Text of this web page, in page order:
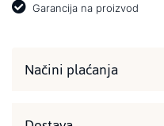
Garancija na proizvod
Načini plaćanja